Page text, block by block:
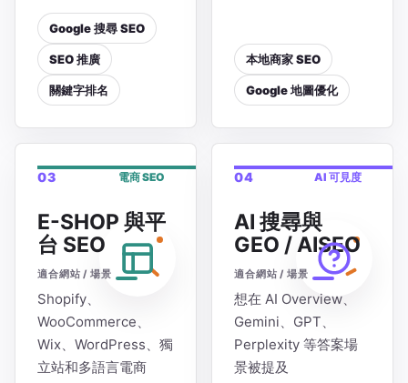
Google 搜尋 SEO
SEO 推廣
關鍵字排名
本地商家 SEO
Google 地圖優化
03 電商 SEO
E-SHOP 與平
台 SEO
適合網站 / 場景
Shopify、
WooCommerce、
Wix、WordPress、獨
立站和多語言電商
04 AI 可見度
AI 搜尋與
GEO / AISEO
適合網站 / 場景
想在 AI Overview、
Gemini、GPT、
Perplexity 等答案場
景被提及